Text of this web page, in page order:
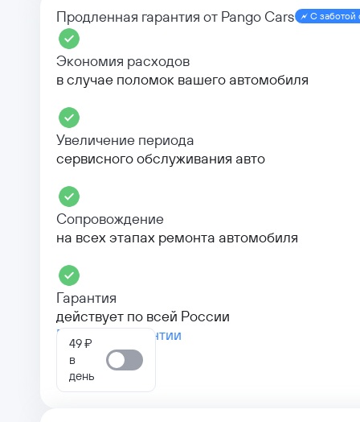
Продленная гарантия от Pango Cars С заботой
Экономия расходов
в случае поломок вашего автомобиля
Увеличение периода
сервисного обслуживания авто
Сопровождение
на всех этапах ремонта автомобиля
Гарантия
действует по всей России
Больше о гарантии
49 ₽
в
день